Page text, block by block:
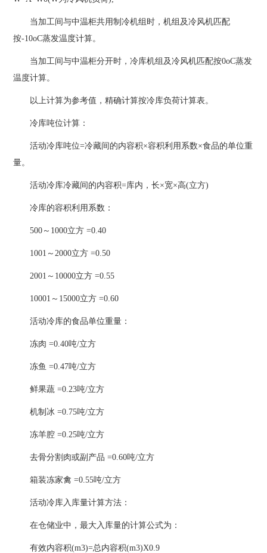
当加工间与中温柜共用制冷机组时，机组及冷风机匹配
按-10oC蒸发温度计算。
当加工间与中温柜分开时，冷库机组及冷风机匹配按0oC蒸发
温度计算。
以上计算为参考值，精确计算按冷库负荷计算表。
冷库吨位计算：
活动冷库吨位=冷藏间的内容积×容积利用系数×食品的单位重
量。
活动冷库冷藏间的内容积=库内，长×宽×高(立方)
冷库的容积利用系数：
500～1000立方 =0.40
1001～2000立方 =0.50
2001～10000立方 =0.55
10001～15000立方 =0.60
活动冷库的食品单位重量：
冻肉 =0.40吨/立方
冻鱼 =0.47吨/立方
鲜果蔬 =0.23吨/立方
机制冰 =0.75吨/立方
冻羊腔 =0.25吨/立方
去骨分割肉或副产品 =0.60吨/立方
箱装冻家禽 =0.55吨/立方
活动冷库入库量计算方法：
在仓储业中，最大入库量的计算公式为：
有效内容积(m3)=总内容积(m3)X0.9